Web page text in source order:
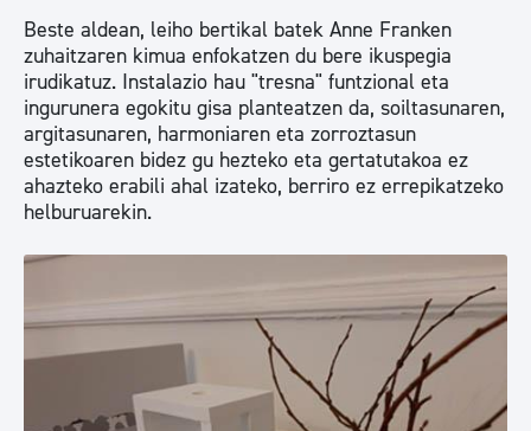
Beste aldean, leiho bertikal batek Anne Franken
zuhaitzaren kimua enfokatzen du bere ikuspegia
irudikatuz. Instalazio hau "tresna" funtzional eta
ingurunera egokitu gisa planteatzen da, soiltasunaren,
argitasunaren, harmoniaren eta zorroztasun
estetikoaren bidez gu hezteko eta gertatutakoa ez
ahazteko erabili ahal izateko, berriro ez errepikatzeko
helburuarekin.